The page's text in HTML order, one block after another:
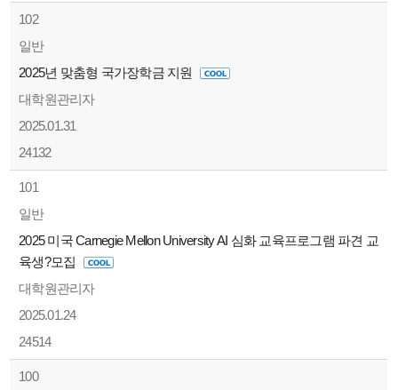
102
일반
2025년 맞춤형 국가장학금 지원
대학원관리자
2025.01.31
24132
101
일반
2025 미국 Carnegie Mellon University AI 심화 교육프로그램 파견 교
육생?모집
대학원관리자
2025.01.24
24514
100